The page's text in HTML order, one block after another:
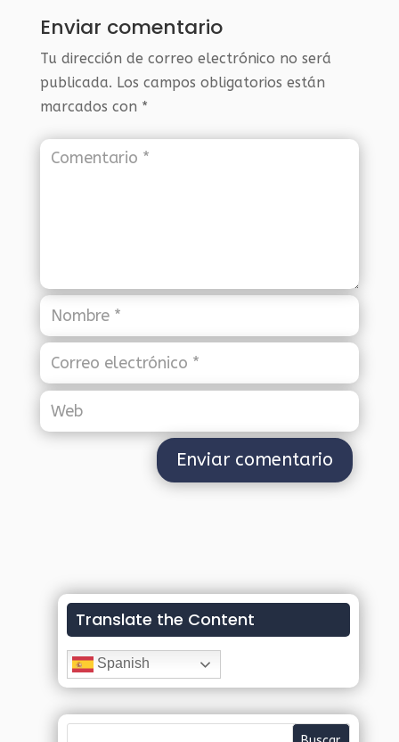
Enviar comentario
Tu dirección de correo electrónico no será
publicada. Los campos obligatorios están
marcados con *
Translate the Content
Spanish